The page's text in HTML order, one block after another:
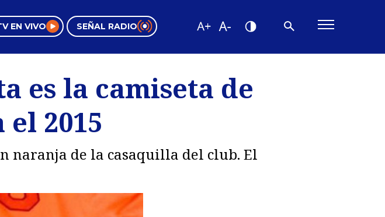
EN VIVO SEÑAL RADIO
Tendencias
Videos
es la camiseta de
2015
naranja de la casaquilla del club. El